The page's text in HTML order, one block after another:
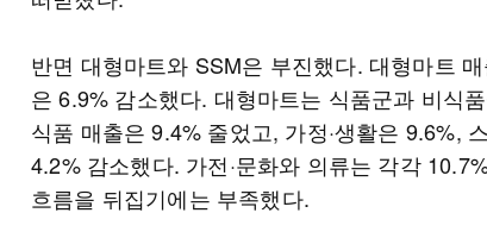
반면 대형마트와 SSM은 부진했다. 대형마트
은 6.9% 감소했다. 대형마트는 식품군과 비식
식품 매출은 9.4% 줄었고, 가정·생활은 9.6%,
4.2% 감소했다. 가전·문화와 의류는 각각
흐름을 뒤집기에는 부족했다.